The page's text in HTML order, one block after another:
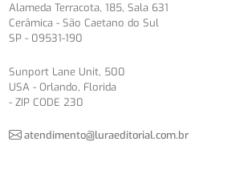
Alameda Terracota, 185, Sala 631
Cerâmica - São Caetano do Sul
SP - 09531-190
Sunport Lane Unit, 500
USA - Orlando, Florida
- ZIP CODE 230
atendimento@luraeditorial.com.br